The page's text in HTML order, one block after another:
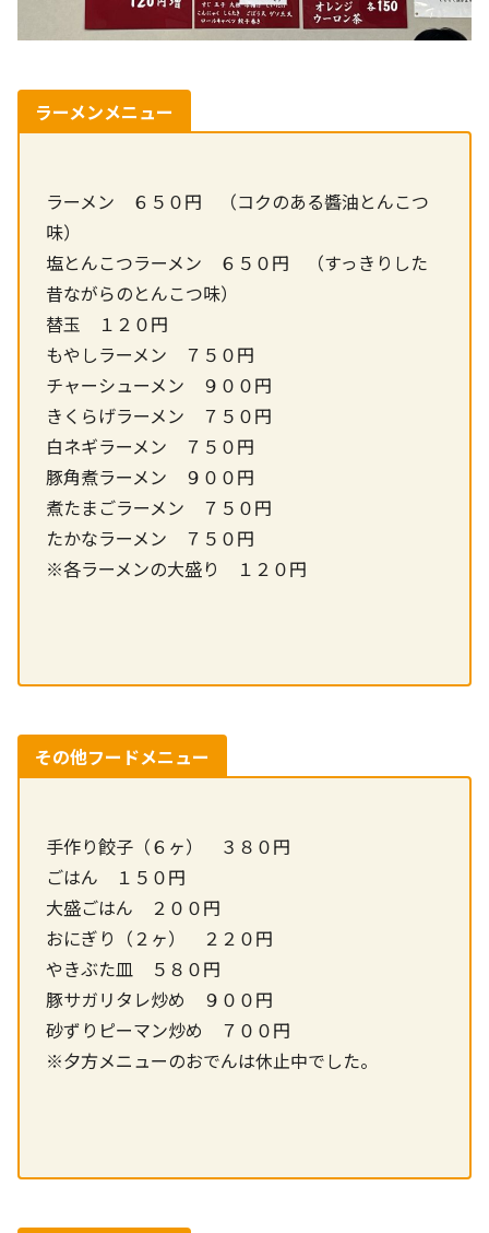
ラーメンメニュー
ラーメン ６５０円 （コクのある醬油とんこつ
味）
塩とんこつラーメン ６５０円 （すっきりした
昔ながらのとんこつ味）
替玉 １２０円
もやしラーメン ７５０円
チャーシューメン ９００円
きくらげラーメン ７５０円
白ネギラーメン ７５０円
豚角煮ラーメン ９００円
煮たまごラーメン ７５０円
たかなラーメン ７５０円
※各ラーメンの大盛り １２０円
その他フードメニュー
手作り餃子（６ヶ） ３８０円
ごはん １５０円
大盛ごはん ２００円
おにぎり（２ヶ） ２２０円
やきぶた皿 ５８０円
豚サガリタレ炒め ９００円
砂ずりピーマン炒め ７００円
※夕方メニューのおでんは休止中でした。